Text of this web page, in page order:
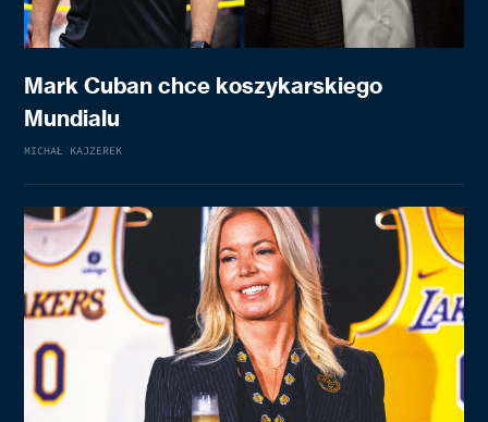
Mark Cuban chce koszykarskiego
Mundialu
MICHAŁ KAJZEREK